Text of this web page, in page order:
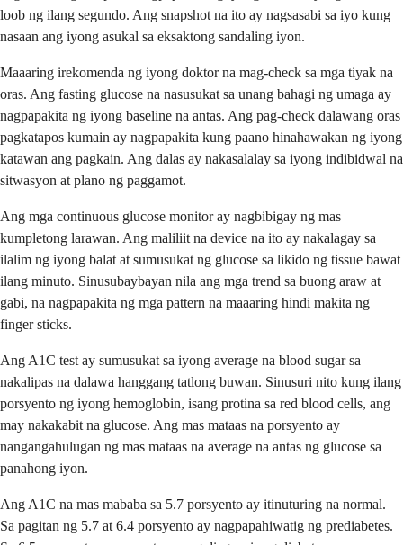
loob ng ilang segundo. Ang snapshot na ito ay nagsasabi sa iyo kung
nasaan ang iyong asukal sa eksaktong sandaling iyon.
Maaaring irekomenda ng iyong doktor na mag-check sa mga tiyak na
oras. Ang fasting glucose na nasusukat sa unang bahagi ng umaga ay
nagpapakita ng iyong baseline na antas. Ang pag-check dalawang oras
pagkatapos kumain ay nagpapakita kung paano hinahawakan ng iyong
katawan ang pagkain. Ang dalas ay nakasalalay sa iyong indibidwal na
sitwasyon at plano ng paggamot.
Ang mga continuous glucose monitor ay nagbibigay ng mas
kumpletong larawan. Ang maliliit na device na ito ay nakalagay sa
ilalim ng iyong balat at sumusukat ng glucose sa likido ng tissue bawat
ilang minuto. Sinusubaybayan nila ang mga trend sa buong araw at
gabi, na nagpapakita ng mga pattern na maaaring hindi makita ng
finger sticks.
Ang A1C test ay sumusukat sa iyong average na blood sugar sa
nakalipas na dalawa hanggang tatlong buwan. Sinusuri nito kung ilang
porsyento ng iyong hemoglobin, isang protina sa red blood cells, ang
may nakakabit na glucose. Ang mas mataas na porsyento ay
nangangahulugan ng mas mataas na average na antas ng glucose sa
panahong iyon.
Ang A1C na mas mababa sa 5.7 porsyento ay itinuturing na normal.
Sa pagitan ng 5.7 at 6.4 porsyento ay nagpapahiwatig ng prediabetes.